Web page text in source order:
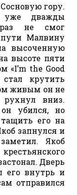
гору.
дважды
не смог
пути Малвину
высоченную
высоте пяти
«I’m the Good
крутить
живым он не
вниз.
убился, но
его на
запнулся и
Якоб
Дверь
его внутрь и
отправился